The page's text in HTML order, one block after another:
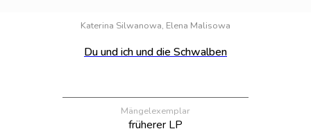
Katerina Silwanowa, Elena Malisowa
Du und ich und die Schwalben
Mängelexemplar
früherer LP